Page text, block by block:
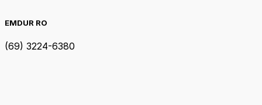
EMDUR RO
(69) 3224-6380